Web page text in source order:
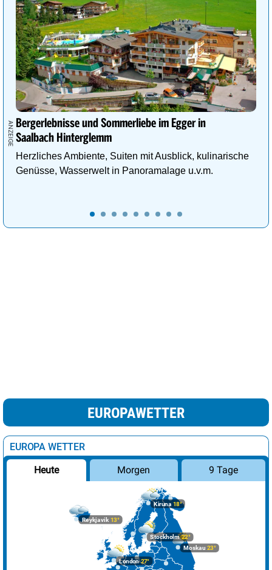
Bergerlebnisse und Sommerliebe im Egger in
Saalbach Hinterglemm
Herzliches Ambiente, Suiten mit Ausblick, kulinarische
Genüsse, Wasserwelt in Panoramalage u.v.m.
EUROPAWETTER
EUROPA WETTER
Heute Morgen 9 Tage
Reykjavik 13°
Moskau 23°
Kiruna 18°
Stockholm22°
London27°